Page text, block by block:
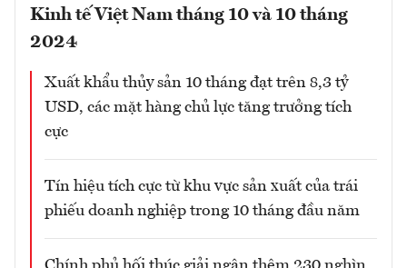
Kinh tế Việt Nam tháng 10 và 10 tháng
2024
Xuất khẩu thủy sản 10 tháng đạt trên 8,3 tỷ
USD, các mặt hàng chủ lực tăng trưởng tích
cực
Tín hiệu tích cực từ khu vực sản xuất của trái
phiếu doanh nghiệp trong 10 tháng đầu năm